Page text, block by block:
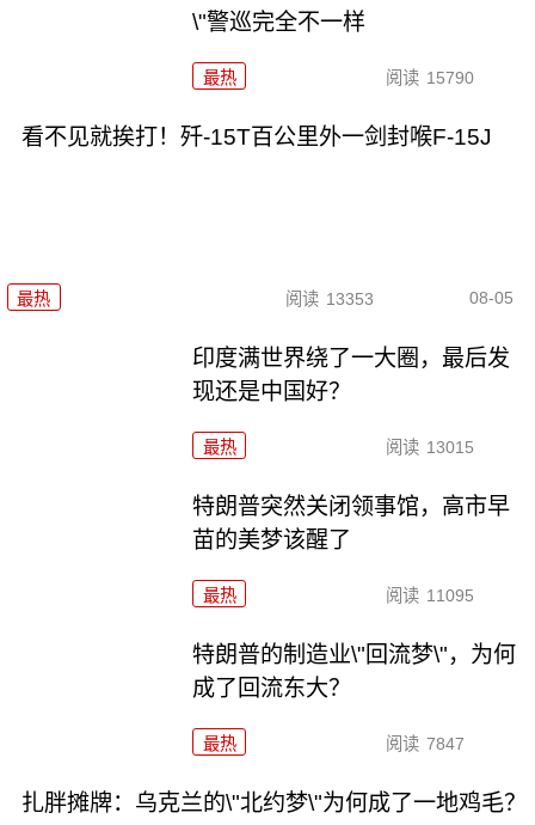
\"警巡完全不一样
最热 阅读 15790
看不见就挨打！歼-15T百公里外一剑封喉F-15J
最热 阅读 13353 08-05
印度满世界绕了一大圈，最后发
现还是中国好？
最热 阅读 13015
特朗普突然关闭领事馆，高市早
苗的美梦该醒了
最热 阅读 11095
特朗普的制造业\"回流梦\"，为何
成了回流东大？
最热 阅读 7847
扎胖摊牌：乌克兰的\"北约梦\"为何成了一地鸡毛？